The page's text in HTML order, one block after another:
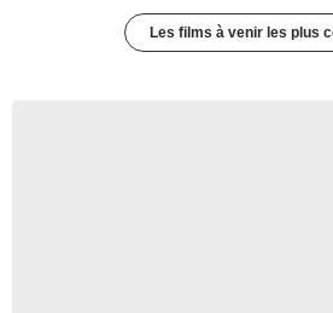
Les films à venir les plus